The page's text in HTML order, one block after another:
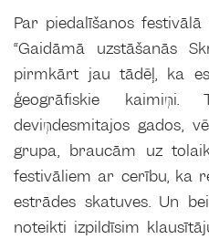
Par piedalīšanos
“Gaidāmā uzstāšanās
pirmkārt jau tādēļ, ka
ģeogrāfiskie
deviņdesmitajos gados,
grupa, braucām uz
festivāliem ar cerību, ka
estrādes skatuves. Un
noteikti izpildīsim